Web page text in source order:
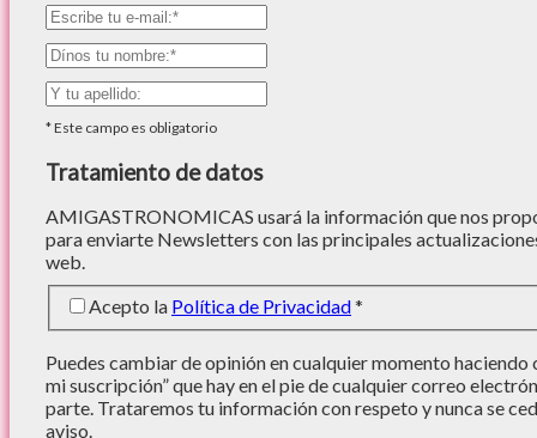
*Este campo es obligatorio
Tratamiento de datos
AMIGASTRONOMICAS usará la información que nos
para enviarte Newsletters con las principales
web.
Acepto la Política de Privacidad*
Puedes cambiar de opinión en cualquier momento haciendo
mi suscripción” que hay en el pie de cualquier correo
parte. Trataremos tu información con respeto y nunca se
aviso.